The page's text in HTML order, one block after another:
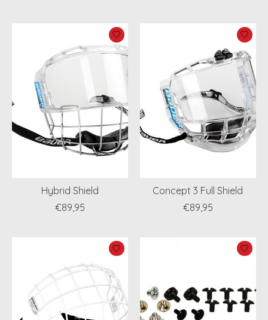
Hybrid Shield
€89,95
Concept 3 Full Shield
€89,95